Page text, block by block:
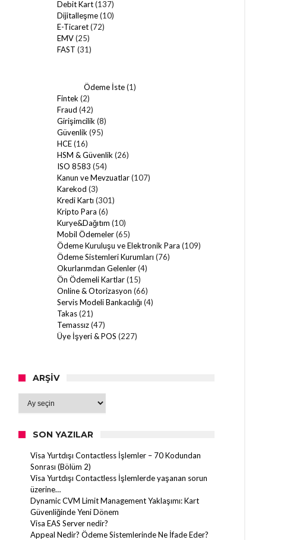
Debit Kart(137)
Dijitalleşme(10)
E-Ticaret(72)
EMV(25)
FAST (31)
Ödeme İste(1)
Fintek (2)
Fraud (42)
Girişimcilik (8)
Güvenlik (95)
HCE(16)
HSM & Güvenlik (26)
ISO 8583 (54)
Kanun ve Mevzuatlar(107)
Karekod (3)
Kredi Kartı (301)
Kripto Para (6)
Kurye&Dağıtım (10)
Mobil Ödemeler(65)
Ödeme Kuruluşu ve Elektronik Para (109)
Ödeme Sistemleri Kurumları (76)
Okurlarımdan Gelenler(4)
Ön Ödemeli Kartlar(15)
Online & Otorizasyon (66)
Servis Modeli Bankacılığı (4)
Takas(21)
Temassız(47)
Üye İşyeri & POS (227)
ARŞIV
SON YAZILAR
Visa Yurtdışı Contactless İşlemler – 70 Kodundan
Sonrası (Bölüm 2)
Visa Yurtdışı Contactless İşlemlerde yaşanan sorun
üzerine…
Dynamic CVM Limit Management Yaklaşımı: Kart
Güvenliğinde Yeni Dönem
Visa EAS Server nedir?
Appeal Nedir? Ödeme Sistemlerinde Ne İfade Eder?